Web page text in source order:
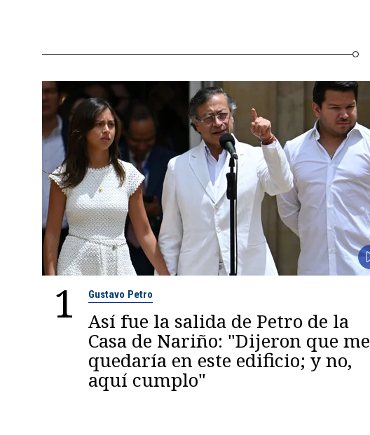
1 Gustavo Petro
Así fue la salida de Petro de la
Casa de Nariño: "Dijeron que me
quedaría en este edificio; y no,
aquí cumplo"